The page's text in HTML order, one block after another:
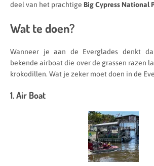
deel van het prachtige Big Cypress National
Wat te doen?
Wanneer je aan de Everglades denkt
bekende airboat die over de grassen razen
krokodillen. Wat je zeker moet doen in de
1. Air Boat